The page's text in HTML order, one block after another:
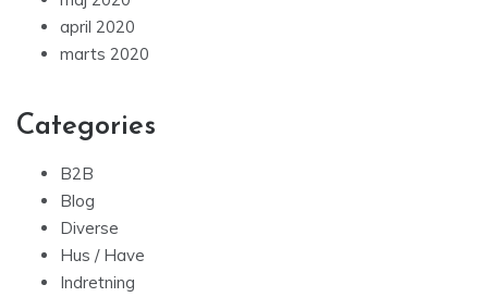
april 2020
marts 2020
Categories
B2B
Blog
Diverse
Hus / Have
Indretning